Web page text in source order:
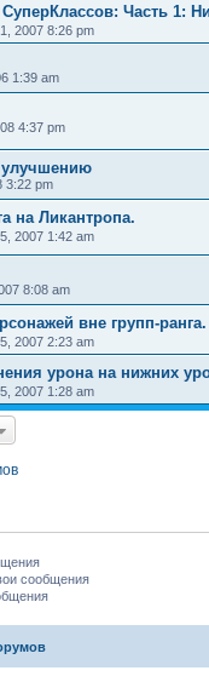
Часть 1:
2007 8:26 pm
1:39 am
4:37 pm
3:22 pm
на Ликантропа.
2007 1:42 am
8:08 am
вне групп-ранга.
2007 2:23 am
урона на нижних
2007 1:28 am
сообщения